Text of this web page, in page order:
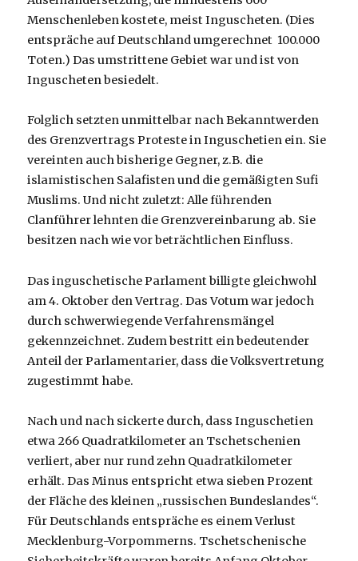
Menschenleben kostete, meist Inguscheten. (Dies
entspräche auf Deutschland umgerechnet 100.000
Toten.) Das umstrittene Gebiet war und ist von
Inguscheten besiedelt.
Folglich setzten unmittelbar nach Bekanntwerden
des Grenzvertrags Proteste in Inguschetien ein. Sie
vereinten auch bisherige Gegner, z.B. die
islamistischen Salafisten und die gemäßigten Sufi
Muslims. Und nicht zuletzt: Alle führenden
Clanführer lehnten die Grenzvereinbarung ab. Sie
besitzen nach wie vor beträchtlichen Einfluss.
Das inguschetische Parlament billigte gleichwohl
am 4. Oktober den Vertrag. Das Votum war jedoch
durch schwerwiegende Verfahrensmängel
gekennzeichnet. Zudem bestritt ein bedeutender
Anteil der Parlamentarier, dass die Volksvertretung
zugestimmt habe.
Nach und nach sickerte durch, dass Inguschetien
etwa 266 Quadratkilometer an Tschetschenien
verliert, aber nur rund zehn Quadratkilometer
erhält. Das Minus entspricht etwa sieben Prozent
der Fläche des kleinen „russischen Bundeslandes“.
Für Deutschlands entspräche es einem Verlust
Mecklenburg-Vorpommerns. Tschetschenische